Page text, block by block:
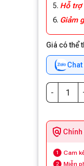
Hỗ trợ
Giảm
Giá có thể
1 Cam
2 Miễn